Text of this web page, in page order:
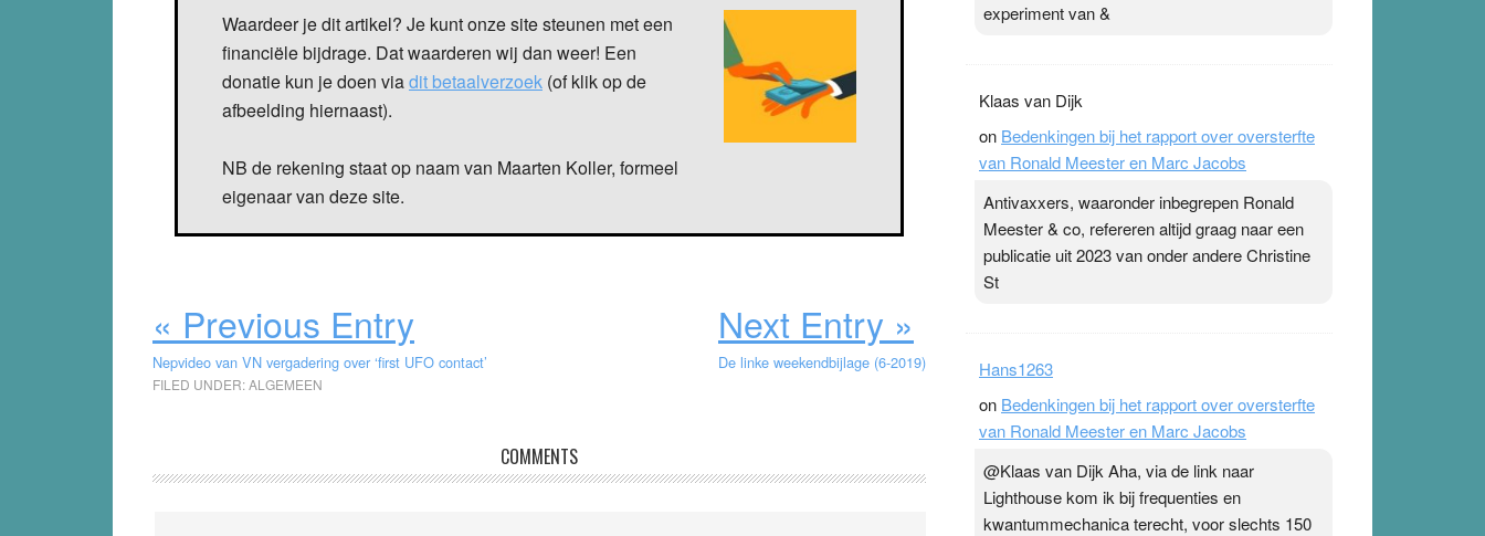
Waardeer je dit artikel? Je kunt onze site steunen met een
financiële bijdrage. Dat waarderen wij dan weer! Een
donatie kun je doen viadit betaalverzoek (of klik op de
afbeelding hiernaast).
NB de rekening staat op naam van Maarten Koller, formeel
eigenaar van deze site.
« Previous Entry
Nepvideo van VN vergadering over ‘first UFO contact’
Next Entry »
De linke weekendbijlage (6-2019)
FILED UNDER:ALGEMEEN
Interactions
COMMENTS
experiment van &
Klaas van Dijk
on Bedenkingen bij het rapport over oversterfte
van Ronald Meester en Marc Jacobs
Antivaxxers, waaronder inbegrepen Ronald
Meester & co, refereren altijd graag naar een
publicatie uit 2023 van onder andere Christine
St
Hans1263
on Bedenkingen bij het rapport over oversterfte
van Ronald Meester en Marc Jacobs
@Klaas van Dijk Aha, via de link naar
Lighthouse kom ik bij frequenties en
kwantummechanica terecht, voor slechts 150